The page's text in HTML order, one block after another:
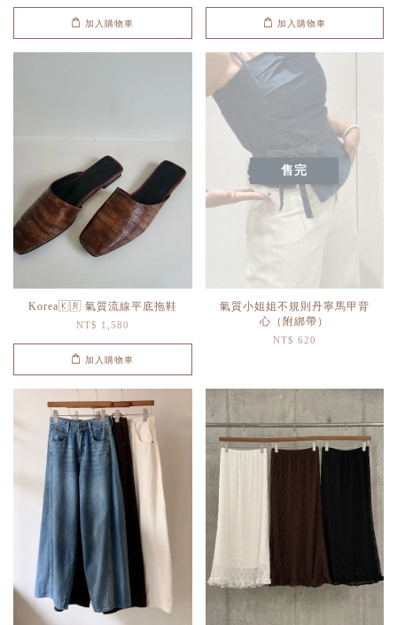
加入購物車 加入購物車
Korea🇰🇷 氣質流線平底拖鞋
NT$ 1,580
加入購物車
售完
氣質小姐姐不規則丹寧馬甲背
心（附綁帶）
NT$ 620